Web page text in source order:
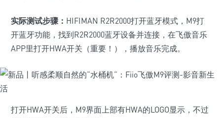
实际测试步骤： HIFIMAN R2R2000打开蓝牙模式，M9打
开蓝牙功能，找到R2R2000蓝牙设备并连接，在飞傲音乐
APP里打开HWA开关（重要！），播放音乐完成。
打开HWA开关后，M9界面上部有HWA的LOGO显示，不过